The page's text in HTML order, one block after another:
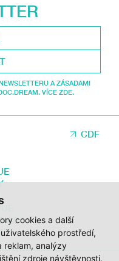
cookies a další
prostředí,
reklam, analýzy
zdroje návštěvnosti.
A ZÁSADAMI
VÍCE ZDE.
CDF